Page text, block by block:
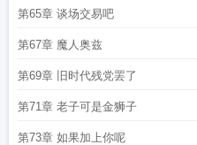
第65章 谈场交易吧
第67章 魔人奥兹
第69章 旧时代残党罢了
第71章 老子可是金狮子
第73章 如果加上你呢